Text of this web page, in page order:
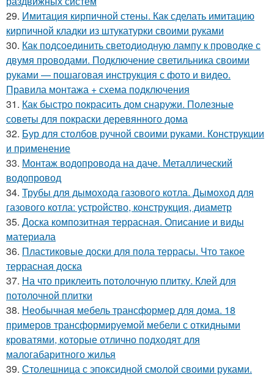
29. Имитация кирпичной стены. Как сделать имитацию
кирпичной кладки из штукатурки своими руками
30. Как подсоединить светодиодную лампу к проводке с
двумя проводами. Подключение светильника своими
руками — пошаговая инструкция с фото и видео.
Правила монтажа + схема подключения
31. Как быстро покрасить дом снаружи. Полезные
советы для покраски деревянного дома
32. Бур для столбов ручной своими руками. Конструкции
и применение
33. Монтаж водопровода на даче. Металлический
водопровод
34. Трубы для дымохода газового котла. Дымоход для
газового котла: устройство, конструкция, диаметр
35. Доска композитная террасная. Описание и виды
материала
36. Пластиковые доски для пола террасы. Что такое
террасная доска
37. На что приклеить потолочную плитку. Клей для
потолочной плитки
38. Необычная мебель трансформер для дома. 18
примеров трансформируемой мебели с откидными
кроватями, которые отлично подходят для
малогабаритного жилья
39. Столешница с эпоксидной смолой своими руками.